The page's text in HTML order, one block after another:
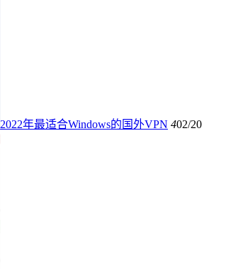
2022年最适合Windows的国外VPN 402/20